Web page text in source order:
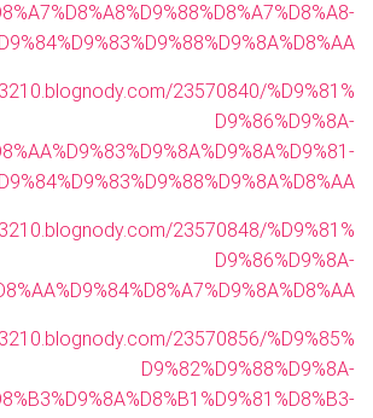
23570840/%D9%81%
D9%86%D9%8A-
23570848/%D9%81%
D9%86%D9%8A-
23570856/%D9%85%
D9%82%D9%88%D9%8A-